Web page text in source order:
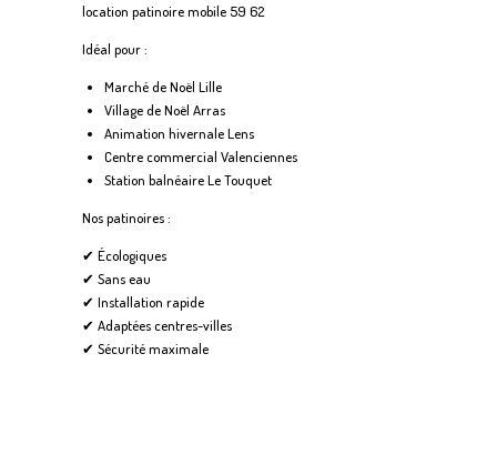
location patinoire mobile 59 62
Idéal pour :
Marché de Noël Lille
Village de Noël Arras
Animation hivernale Lens
Centre commercial Valenciennes
Station balnéaire Le Touquet
Nos patinoires :
✔ Écologiques
✔ Sans eau
✔ Installation rapide
✔ Adaptées centres-villes
✔ Sécurité maximale